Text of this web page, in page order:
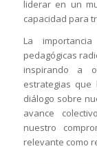
liderar en un
capacidad para
La
pedagógicas
inspirando a
estrategias
diálogo sobre
avance
nuestro
relevante como